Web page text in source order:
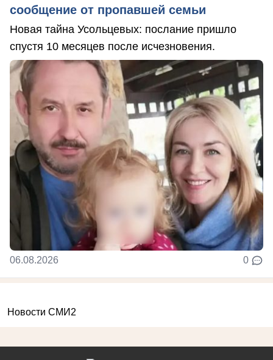
сообщение от пропавшей семьи
Новая тайна Усольцевых: послание пришло
спустя 10 месяцев после исчезновения.
06.08.2026 0
Новости СМИ2